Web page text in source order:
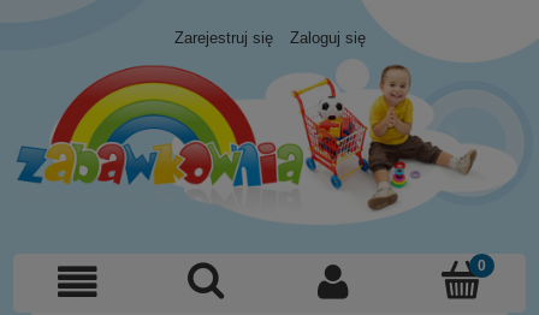
Zarejestruj się Zaloguj się